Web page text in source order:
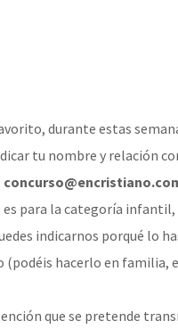
durante estas
tu nombre y relación
para la categoría infantil,
indicarnos porqué lo
(podéis hacerlo en familia,
que se pretende